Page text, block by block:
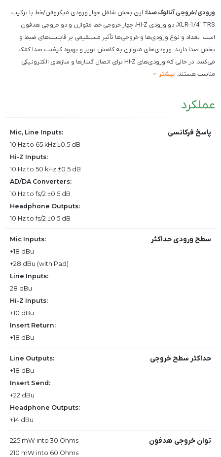
ورودی/خروجی آنالوگ صدا: این بخش شامل چهار ورودی میکروفن/خط با ترکیب
XLR-1/4" TRS، دو ورودی Hi-Z، چهار خروجی خط متوازن و دو خروجی هدفون
است. تعداد و نوع ورودی‌ها و خروجی‌ها تأثیر مستقیمی بر قابلیت‌های ضبط و
پخش صدا دارند. ورودی‌های متوازن به کاهش نویز و بهبود کیفیت صدا کمک
می‌کنند، در حالی که ورودی‌های Hi-Z برای اتصال گیتارها و سازهای الکترونیکی
مناسب هستند. بیشتر
عملکرد
پاسخ فرکانسی
Mic, Line Inputs:
10 Hz to 65 kHz ±0.5 dB
Hi-Z Inputs:
10 Hz to 50 kHz ±0.5 dB
AD/DA Converters:
10 Hz to fs/2 ±0.5 dB
Headphone Outputs:
10 Hz to fs/2 ±0.5 dB
سطح ورودی حداکثر
Mic Inputs:
+18 dBu
+28 dBu (with Pad)
Line Inputs:
28 dBu
Hi-Z Inputs:
+10 dBu
Insert Return:
+18 dBu
حداکثر سطح خروجی
Line Outputs:
+18 dBu
Insert Send:
+22 dBu
Headphone Outputs:
+14 dBu
توان خروجی هدفون
225 mW into 30 Ohms
210 mW into 60 Ohms